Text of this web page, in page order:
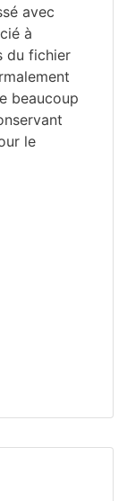
avec
à
du fichier
beaucoup
le